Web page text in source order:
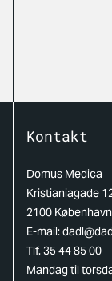
Kontakt
Domus Medica
Kristianiagade
2100
E-mail:
Tlf. 35 44 85 00
Mandag til